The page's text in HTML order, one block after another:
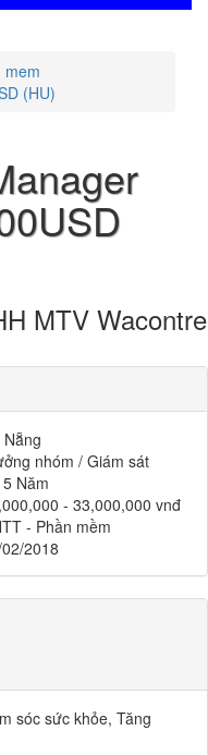
mem
(HU)
MTV Wacontre
nhóm / Giám sát
Năm
- 33,000,000 vnđ
- Phần mềm
2018
sóc sức khỏe, Tăng